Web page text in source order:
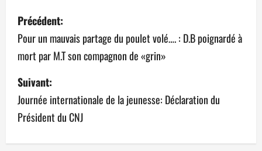
N
a
v
i
g
a
Précédent:
Pour un mauvais partage du poulet volé…. : D.B poignardé à
mort par M.T son compagnon de «grin»
Suivant:
Journée internationale de la jeunesse: Déclaration du
Président du CNJ